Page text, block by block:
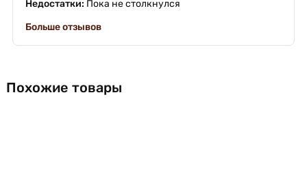
Недостатки: Пока не столкнулся
Больше отзывов
Похожие товары